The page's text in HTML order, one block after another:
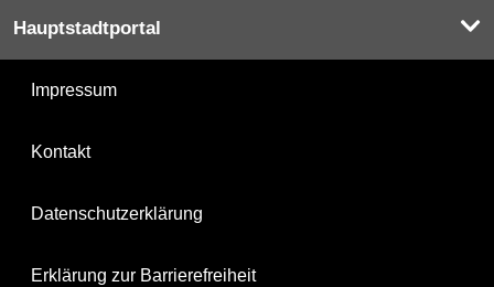
Hauptstadtportal
Impressum
Kontakt
Datenschutzerklärung
Erklärung zur Barrierefreiheit